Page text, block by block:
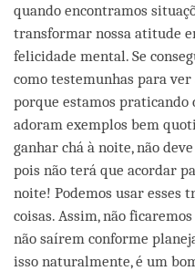
quando encontramos
transformar nossa atitude
felicidade mental. Se
como testemunhas para
porque estamos praticando
adoram exemplos bem
ganhar chá à noite, não
pois não terá que acordar
noite! Podemos usar esses
coisas. Assim, não
não saírem conforme
isso naturalmente, é um